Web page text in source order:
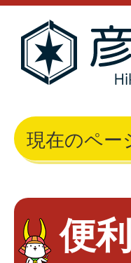
現在のペー
便